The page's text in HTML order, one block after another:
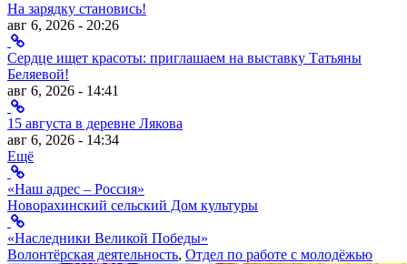
На зарядку становись!
авг 6, 2026 - 20:26
Сердце ищет красоты: приглашаем на выставку Татьяны
Беляевой!
авг 6, 2026 - 14:41
15 августа в деревне Лякова
авг 6, 2026 - 14:34
Ещё
«Наш адрес – Россия»
Новорахинский сельский Дом культуры
«Наследники Великой Победы»
Волонтёрская деятельность, Отдел по работе с молодёжью